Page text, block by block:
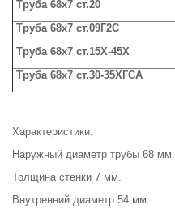
Труба 68x7 ст.20
Труба 68x7 ст.09Г2С
Труба 68x7 ст.15Х-45Х
Труба 68x7 ст.30-35ХГСА
Характеристики:
Наружный диаметр трубы 68 мм.
Толщина стенки 7 мм.
Внутренний диаметр 54 мм.